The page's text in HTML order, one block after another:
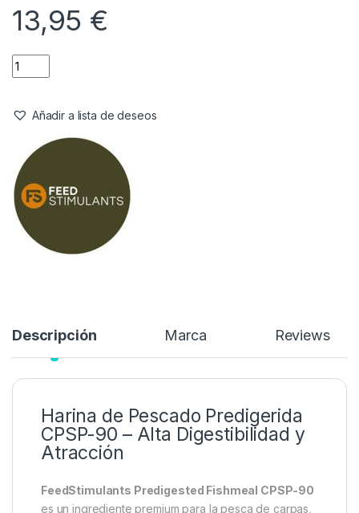
Cebos,
FeedStimulants Predigested
Fishmeal CPSP-90 1kg
Referencia del Proveedor:
Stock:2 disponibles
13,95€